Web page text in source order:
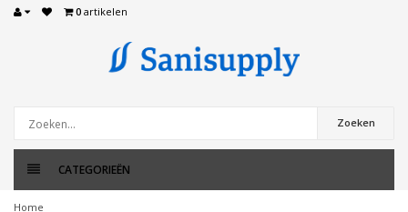
0 artikelen
Zoeken
CATEGORIEËN
Home